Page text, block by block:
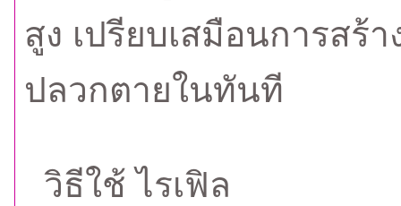
สูง เปรียบเสมือนการสร้
ปลวกตายในทันที
วิธีใช้ ไรเฟิล